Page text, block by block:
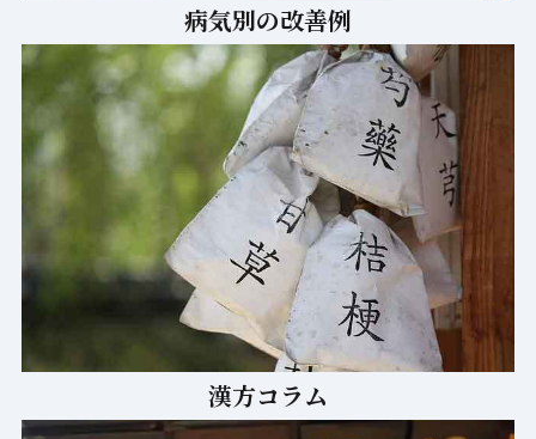
病気別の改善例
漢方コラム